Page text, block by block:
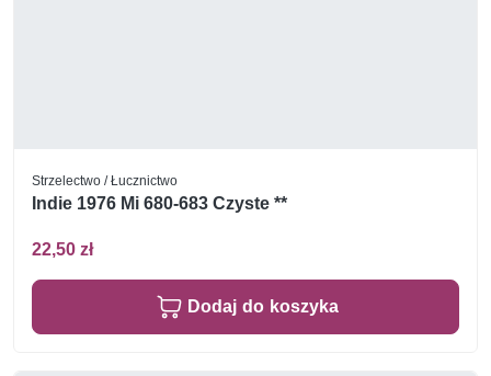
Strzelectwo / Łucznictwo
Indie 1976 Mi 680-683 Czyste **
22,50 zł
Dodaj do koszyka